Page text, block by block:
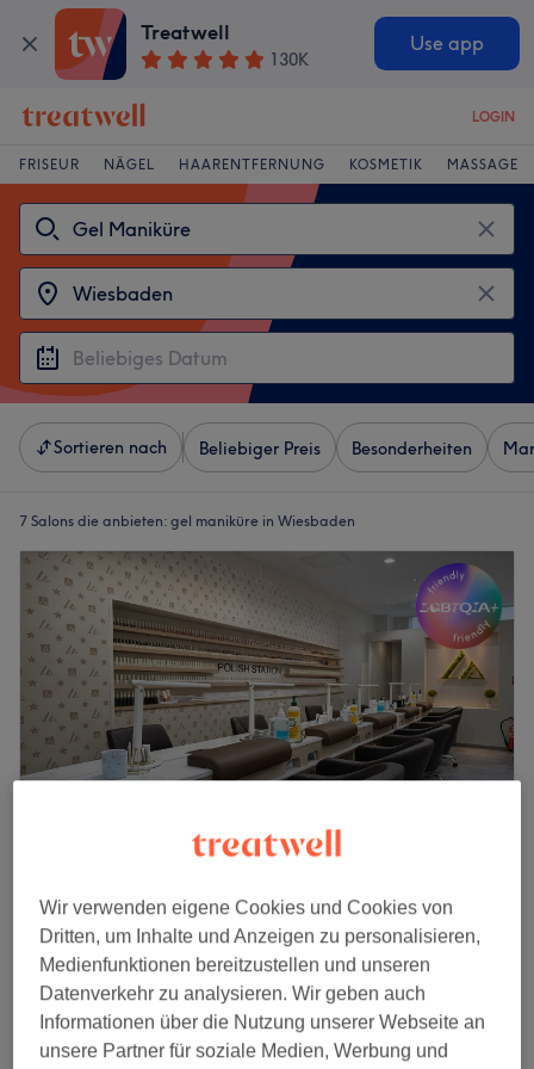
Treatwell
130K
Use app
LOGIN
FRISEUR NÄGEL HAARENTFERNUNG KOSMETIK MASSAGE
Sortieren nach Beliebiger Preis Besonderheiten
7 Salons die anbieten: gel maniküre in Wiesbaden
L.A. Nails im Luisen Forum
4,6
58 Bewertungen
Innenstadt, Wiesbaden
Auf Karte anzeigen
Maniküre mit Shellac
45 Min.
Shellac Farbe
Wir verwenden eigene Cookies und Cookies von
Dritten, um Inhalte und Anzeigen zu personalisieren,
Medienfunktionen bereitzustellen und unseren
Datenverkehr zu analysieren. Wir geben auch
Informationen über die Nutzung unserer Webseite an
unsere Partner für soziale Medien, Werbung und